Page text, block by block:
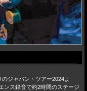
ジャパン・ツアー2024よ
ンス録音で約2時間のステージ